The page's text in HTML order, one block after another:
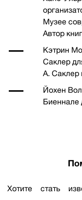
Музее
Автор
Кэтрин
Саклер
А. Саклер
Йохен
Биеннале
Хотите стать